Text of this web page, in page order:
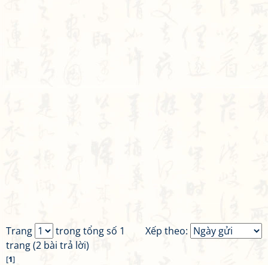
Xếp theo:
Trang
trong tổng số 1
trang (2 bài trả lời)
[1]